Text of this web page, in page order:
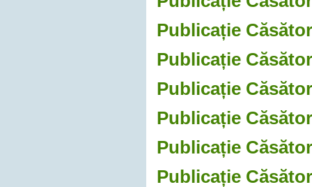
Publicație
Publicație
Publicație
Publicație
Publicație
Publicație